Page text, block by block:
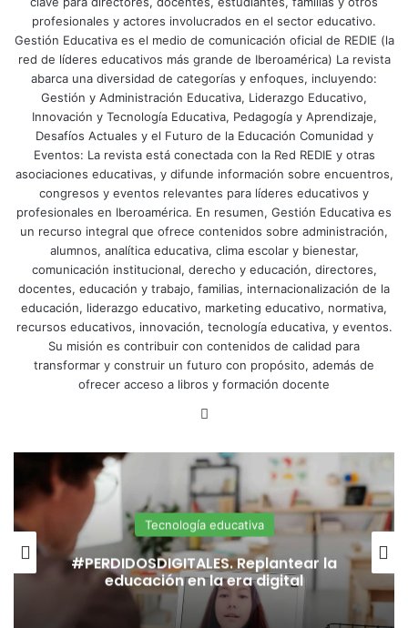
profesionales y actores involucrados en el sector educativo.
Gestión Educativa es el medio de comunicación oficial de REDIE (la
red de líderes educativos más grande de Iberoamérica) La revista
abarca una diversidad de categorías y enfoques, incluyendo:
Gestión y Administración Educativa, Liderazgo Educativo,
Innovación y Tecnología Educativa, Pedagogía y Aprendizaje,
Desafíos Actuales y el Futuro de la Educación Comunidad y
Eventos: La revista está conectada con la Red REDIE y otras
asociaciones educativas, y difunde información sobre encuentros,
congresos y eventos relevantes para líderes educativos y
profesionales en Iberoamérica. En resumen, Gestión Educativa es
un recurso integral que ofrece contenidos sobre administración,
alumnos, analítica educativa, clima escolar y bienestar,
comunicación institucional, derecho y educación, directores,
docentes, educación y trabajo, familias, internacionalización de la
educación, liderazgo educativo, marketing educativo, normativa,
recursos educativos, innovación, tecnología educativa, y eventos.
Su misión es contribuir con contenidos de calidad para
transformar y construir un futuro con propósito, además de
ofrecer acceso a libros y formación docente
Directores de Escuelas
Del flechazo a la convivencia:
crónica de un noviazgo entre
tecnología y el equipo directivo